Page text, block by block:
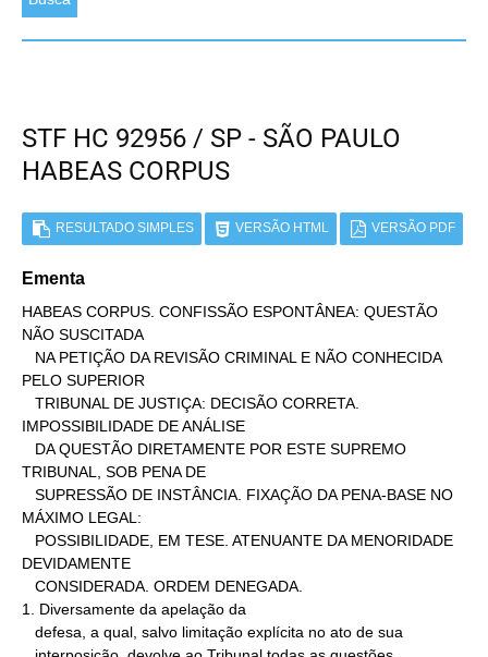
STF HC 92956 / SP - SÃO PAULO
HABEAS CORPUS
RESULTADO SIMPLES VERSÃO HTML VERSÃO PDF
Ementa
HABEAS CORPUS. CONFISSÃO ESPONTÂNEA: QUESTÃO
NÃO SUSCITADA
PELO SUPERIOR
IMPOSSIBILIDADE DE ANÁLISE
TRIBUNAL, SOB PENA DE
MÁXIMO LEGAL:
DEVIDAMENTE
1. Diversamente da apelação da